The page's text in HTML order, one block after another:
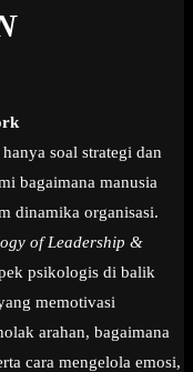
soal strategi dan
bagaimana manusia
dinamika organisasi.
of Leadership &
psikologis di balik
memotivasi
arahan, bagaimana
cara mengelola emosi,